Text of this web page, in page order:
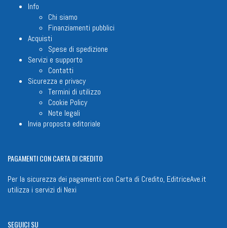
Info
Chi siamo
Finanziamenti pubblici
Acquisti
Spese di spedizione
Servizi e supporto
Contatti
Sicurezza e privacy
Termini di utilizzo
Cookie Policy
Note legali
Invia proposta editoriale
PAGAMENTICON CARTA DI CREDITO
Per la sicurezza dei pagamenti con Carta di Credito, EditriceAve.it
utilizza i servizi di Nexi
SEGUICISU